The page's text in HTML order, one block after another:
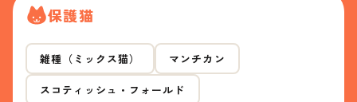
保護猫
雑種（ミックス猫） マンチカン
スコティッシュ・フォールド